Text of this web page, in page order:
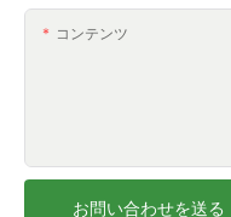
コンテンツ
お問い合わせを送る